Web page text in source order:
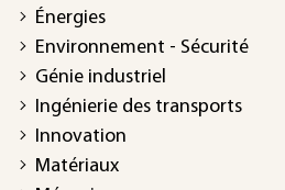
Énergies
Environnement - Sécurité
Génie industriel
Ingénierie des transports
Innovation
Matériaux